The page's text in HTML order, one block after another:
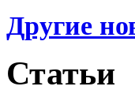
Другие
Статьи